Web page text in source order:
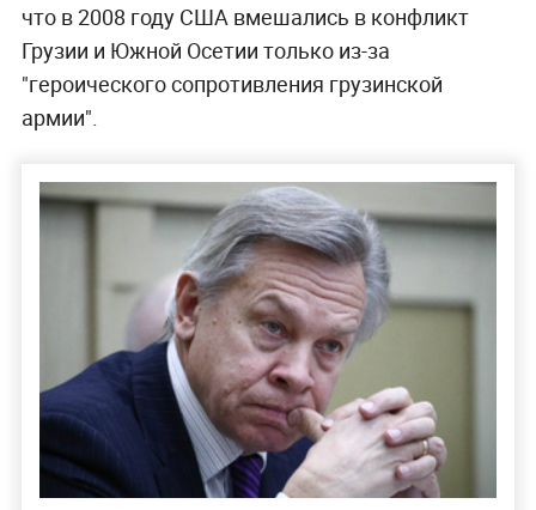
что в 2008 году США вмешались в конфликт
Грузии и Южной Осетии только из-за
"героического сопротивления грузинской
армии".